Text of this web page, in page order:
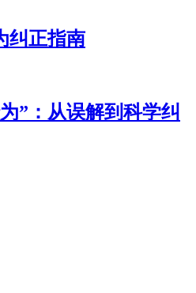
纠正指南
”：从误解到科学纠